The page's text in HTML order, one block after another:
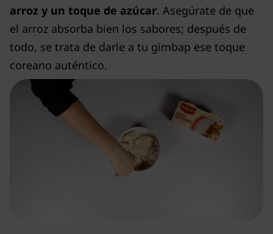
arroz y un toque de azúcar. Asegúrate de que
el arroz absorba bien los sabores; después de
todo, se trata de darle a tu gimbap ese toque
coreano auténtico.